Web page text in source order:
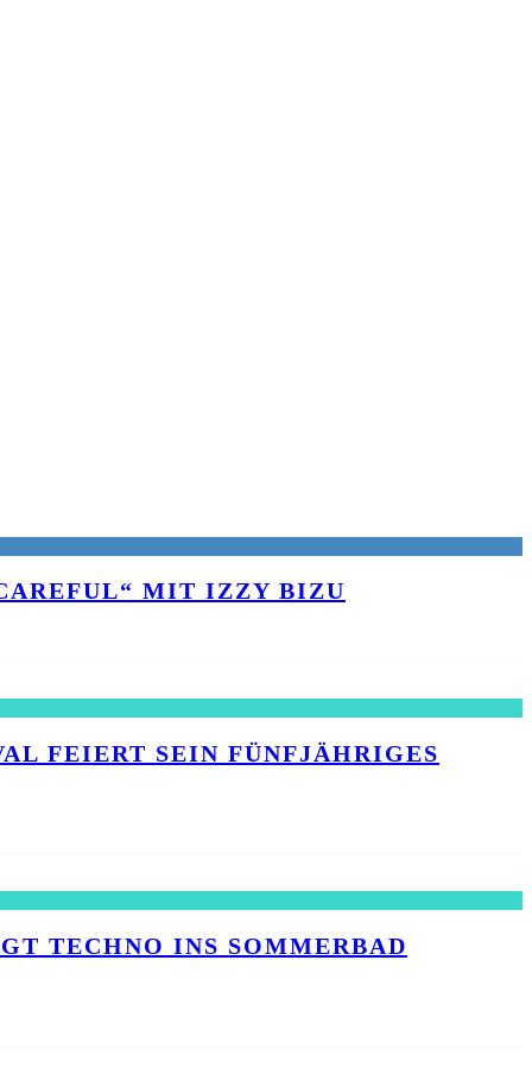
MIT IZZY BIZU
FEIERT SEIN FÜNFJÄHRIGES J
TECHNO INS SOMMERBAD